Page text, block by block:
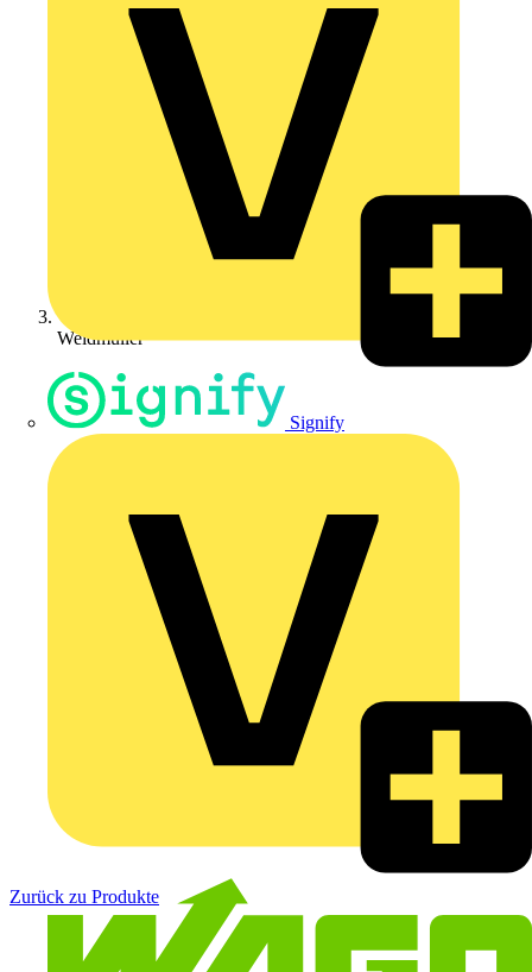
Signify
Weidmüller
Zurück zu Produkte